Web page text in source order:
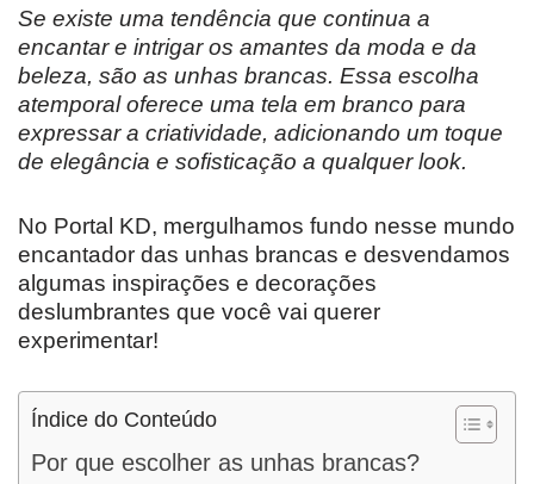
Se existe uma tendência que continua a
encantar e intrigar os amantes da moda e da
beleza, são as unhas brancas. Essa escolha
atemporal oferece uma tela em branco para
expressar a criatividade, adicionando um toque
de elegância e sofisticação a qualquer look.
No Portal KD, mergulhamos fundo nesse mundo
encantador das unhas brancas e desvendamos
algumas inspirações e decorações
deslumbrantes que você vai querer
experimentar!
Índice do Conteúdo
Por que escolher as unhas brancas?